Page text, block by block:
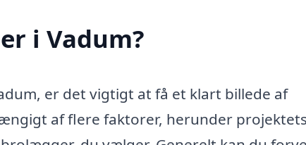
i Vadum?
er det vigtigt at få et klart billede af
af flere faktorer, herunder projektets